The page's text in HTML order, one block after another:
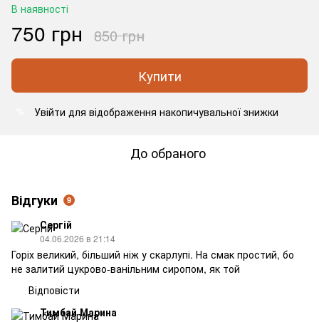
В наявності
750 грн 850 грн
Купити
Увійти для відображення накопичувальної знижки
До обраного
Відгуки 9
Сергій
04.06.2026 в 21:14
Горіх великий, більший ніж у скарлупі. На смак простий, бо
не залитий цукрово-ванільним сиропом, як той
Відповісти
Тимбай Марина